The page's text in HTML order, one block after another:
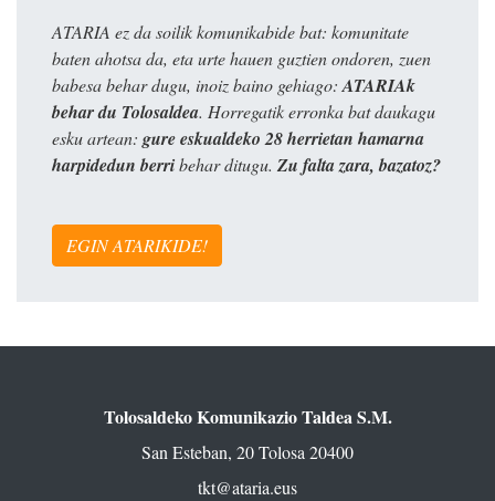
ATARIA ez da soilik komunikabide bat: komunitate
baten ahotsa da, eta urte hauen guztien ondoren, zuen
babesa behar dugu, inoiz baino gehiago: ATARIAk
behar du Tolosaldea. Horregatik erronka bat daukagu
esku artean: gure eskualdeko 28 herrietan hamarna
harpidedun berribehar ditugu. Zu falta zara, bazatoz?
EGIN ATARIKIDE!
Tolosaldeko Komunikazio Taldea S.M.
San Esteban, 20 Tolosa 20400
tkt@ataria.eus